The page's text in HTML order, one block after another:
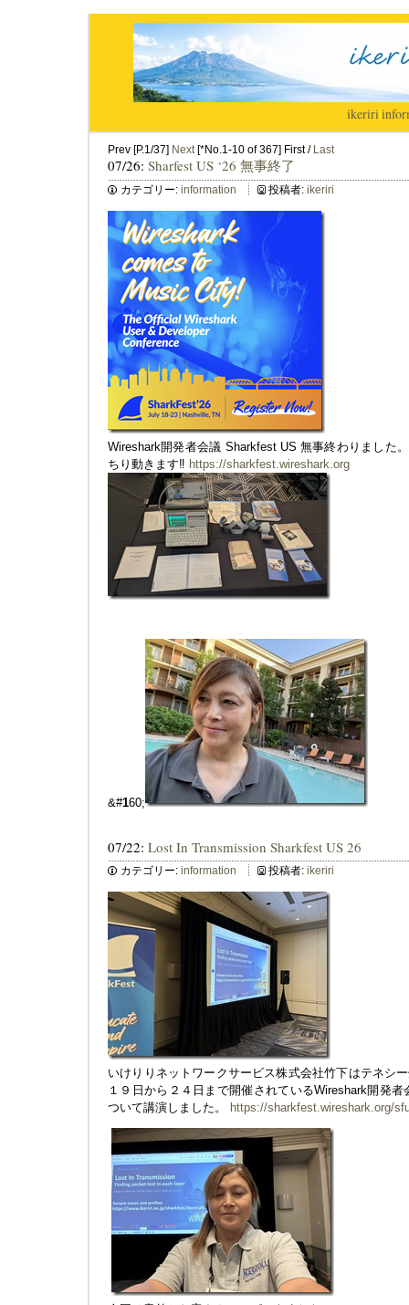
ikeriri|
Prev [P.1/37] Next[*No.1-10 of 367] First / Last
07/26: Sharfest US ‘26 無事終了
カテゴリー: information 投稿者: ikeriri
Wireshark開発者会議 Sharkfest US 無事終わりました
ちり動きます‼︎ https://sharkfest.wireshark.org
&#160;
07/22: Lost In Transmission Sharkfest US 26
カテゴリー: information 投稿者: ikeriri
いけりりネットワークサービス株式会社竹下はテネシ
１９日から２４日まで開催されているWireshark開発
ついて講演しました。
https://sharkfest.wireshark.org/